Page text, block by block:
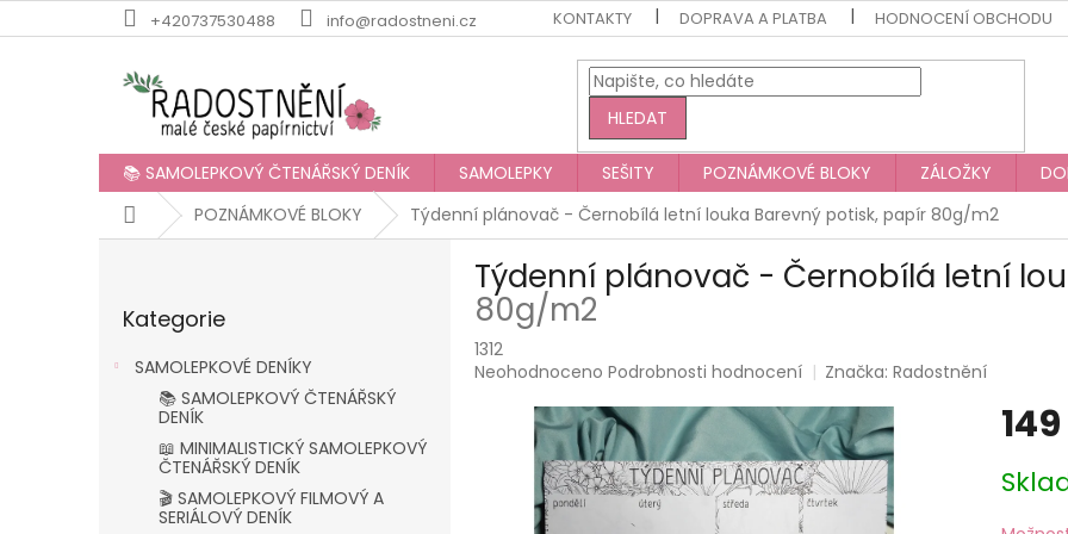
na
+420737530488 info@radostneni.cz KONTAKTY DOPRAVA A PLATBA HODNOCENÍ OBCHODU
HLEDAT
📚 SAMOLEPKOVÝ ČTENÁŘSKÝ DENÍK SAMOLEPKY SEŠITY POZNÁMKOVÉ BLOKY ZÁLOŽKY
DomůPOZNÁMKOVÉ BLOKY Týdenní plánovač - Černobílá letní louka Barevný potisk, papír 80g/m2
kategorie
Kategorie
SAMOLEPKOVÉ DENÍKY
📚 SAMOLEPKOVÝ ČTENÁŘSKÝ
DENÍK
📖 MINIMALISTICKÝ SAMOLEPKOVÝ
ČTENÁŘSKÝ DENÍK
🎬 SAMOLEPKOVÝ FILMOVÝ A
SERIÁLOVÝ DENÍK
Týdenní plánovač - Černobílá letní
80g/m2
1312
Průměrné
produktu
Neohodnoceno Podrobnosti hodnocení Značka:Radostnění
cena: